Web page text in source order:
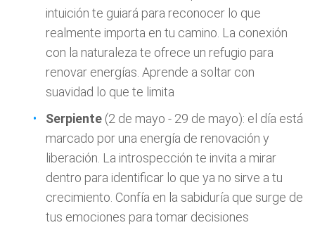
intuición te guiará para reconocer lo que
realmente importa en tu camino. La conexión
con la naturaleza te ofrece un refugio para
renovar energías. Aprende a soltar con
suavidad lo que te limita
Serpiente (2 de mayo - 29 de mayo): el día está
marcado por una energía de renovación y
liberación. La introspección te invita a mirar
dentro para identificar lo que ya no sirve a tu
crecimiento. Confía en la sabiduría que surge de
tus emociones para tomar decisiones